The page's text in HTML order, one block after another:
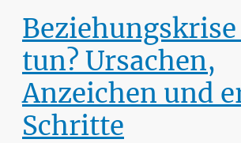
tun? Ursachen,
Anzeichen und
Schritte